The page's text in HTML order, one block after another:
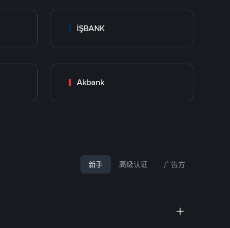
İŞBANK
Akbank
新手 高级认证 广告方